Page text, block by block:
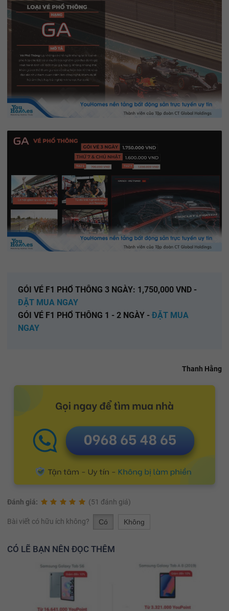
GÓI VÉ F1 PHỔ THÔNG 3 NGÀY: 1,750,000 VND -
ĐẶT MUA NGAY
GÓI VÉ F1 PHỔ THÔNG 1 - 2 NGÀY - ĐẶT MUA
NGAY
Thanh Hằng
Đánh giá: (51 đánh giá)
Bài viết có hữu ích không? Có Không
CÓ LẼ BẠN NÊN ĐỌC THÊM